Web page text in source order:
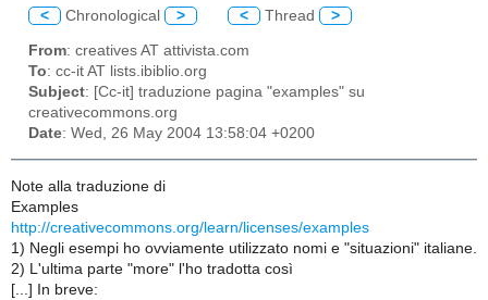
< Chronological > < Thread >
From: creatives AT attivista.com
To: cc-it AT lists.ibiblio.org
Subject: [Cc-it] traduzione pagina "examples" su
creativecommons.org
Date: Wed, 26 May 2004 13:58:04 +0200
Note alla traduzione di
Examples
http://creativecommons.org/learn/licenses/examples
1) Negli esempi ho ovviamente utilizzato nomi e "situazioni" italiane.
2) L'ultima parte "more" l'ho tradotta così
[...] In breve: